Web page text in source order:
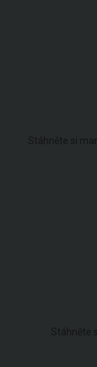
Stáhněte si
Stáhněte